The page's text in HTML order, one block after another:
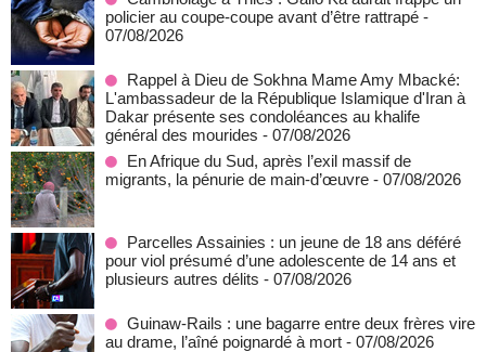
policier au coupe-coupe avant d’être rattrapé -
07/08/2026
Rappel à Dieu de Sokhna Mame Amy Mbacké:
L'ambassadeur de la République Islamique d'Iran à
Dakar présente ses condoléances au khalife
général des mourides - 07/08/2026
En Afrique du Sud, après l’exil massif de
migrants, la pénurie de main-d’œuvre - 07/08/2026
Parcelles Assainies : un jeune de 18 ans déféré
pour viol présumé d’une adolescente de 14 ans et
plusieurs autres délits - 07/08/2026
Guinaw-Rails : une bagarre entre deux frères vire
au drame, l’aîné poignardé à mort - 07/08/2026